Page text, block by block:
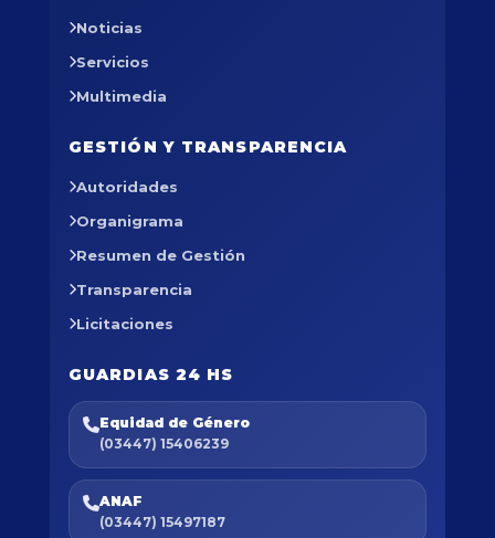
Noticias
Servicios
Multimedia
GESTIÓN Y TRANSPARENCIA
Autoridades
Organigrama
Resumen de Gestión
Transparencia
Licitaciones
GUARDIAS 24 HS
Equidad de Género
(03447) 15406239
ANAF
(03447) 15497187